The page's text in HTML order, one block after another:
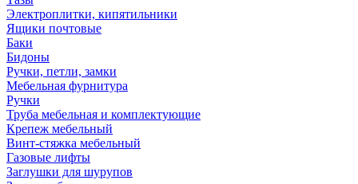
Электроплитки, кипятильники
Ящики почтовые
Баки
Бидоны
Ручки, петли, замки
Мебельная фурнитура
Ручки
Труба мебельная и комплектующие
Крепеж мебельный
Винт-стяжка мебельный
Газовые лифты
Заглушки для шурупов